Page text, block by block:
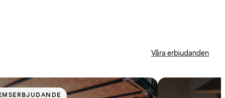
Våra erbjudanden